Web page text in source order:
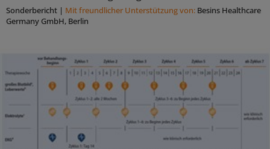
Sonderbericht | Mit freundlicher Unterstützung von: Besins Healthcare
Germany GmbH, Berlin